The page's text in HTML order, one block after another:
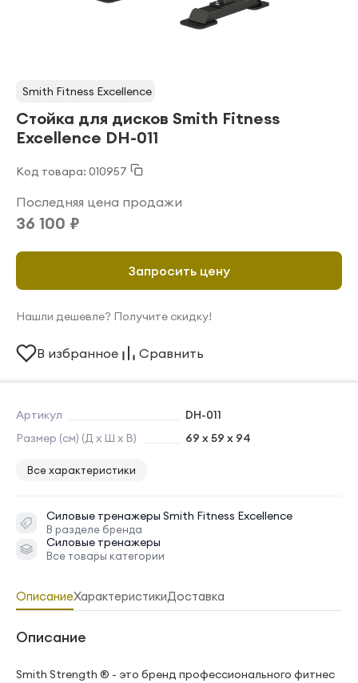
Smith Fitness Excellence
Стойка для дисков Smith Fitness
Excellence DH-011
Код товара: 010957
Артикул
DH-011
Размер (см) (Д х Ш х В)
69 x 59 x 94
Все характеристики
Силовые тренажеры Smith Fitness Excellence
В разделе бренда
Силовые тренажеры
Все товары категории
Последняя цена продажи
36 100 ₽
Запросить цену
Нашли дешевле? Получите скидку!
В избранное Сравнить
ОписаниеХарактеристикиДоставка
Описание
Smith Strength ® - это бренд профессионального фитнес